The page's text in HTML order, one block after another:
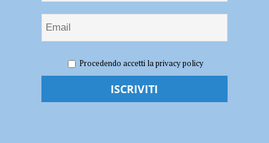
tetto di casa durante alcuni lavori di manutenzione, grave 60enne
Cade dal tetto di casa durante alcuni
Procedendo accetti la privacy policy